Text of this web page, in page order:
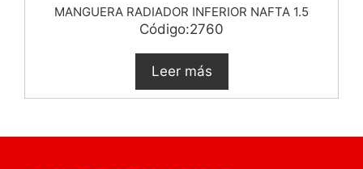
MANGUERA RADIADOR INFERIOR NAFTA 1.5
Código:2760
Leer más